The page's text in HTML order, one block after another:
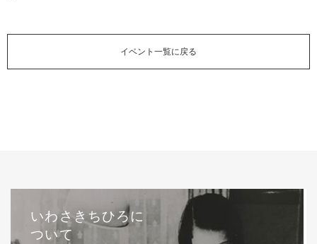
イベント一覧に戻る
いわさきちひろに
ついて